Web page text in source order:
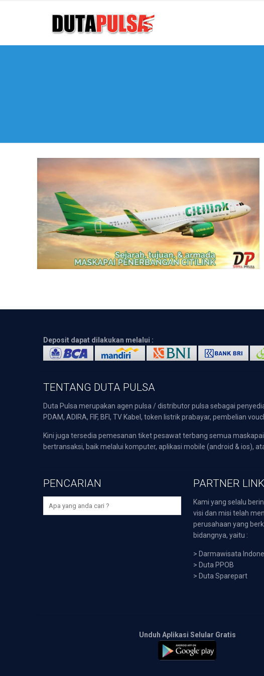
Deposit dapat dilakukan melalui :
TENTANG DUTA PULSA
Duta Pulsa merupakan agen pulsa / distributor pulsa sebagai
PDAM, ADIRA, FIF, BFI, TV Kabel, token listrik prabayar, pembelian
Kini juga tersedia pemesanan tiket pesawat terbang semua
bertransaksi, baik melalui komputer, aplikasi mobile (android & ios),
PENCARIAN PARTNER LINK
Kami yang selalu
visi dan misi telah
perusahaan yang
bidangnya, yaitu :
> Darmawisata
> Duta PPOB
> Duta Sparepart
Unduh Aplikasi Selular Gratis